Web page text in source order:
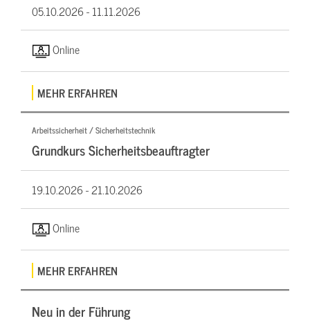
05.10.2026 -11.11.2026
Online
MEHR ERFAHREN
Arbeitssicherheit / Sicherheitstechnik
Grundkurs Sicherheitsbeauftragter
19.10.2026 -21.10.2026
Online
MEHR ERFAHREN
Neu in der Führung